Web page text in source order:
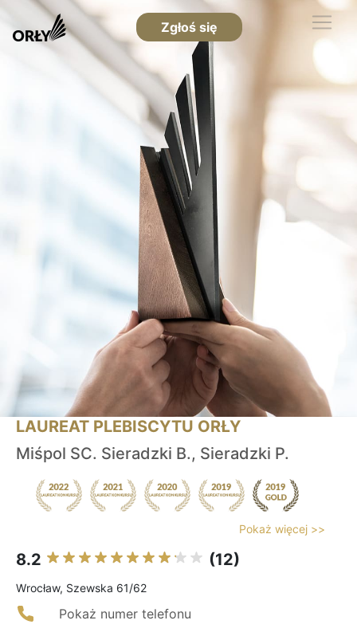
Zgłoś się
LAUREAT PLEBISCYTU ORŁY
Miśpol SC. Sieradzki B., Sieradzki P.
Pokaż więcej >>
8.2 (12)
Wrocław, Szewska 61/62
Pokaż numer telefonu